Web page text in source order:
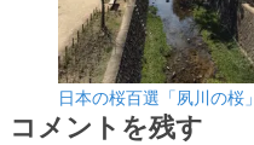
日本の桜百選「夙川の桜」
コメントを残す